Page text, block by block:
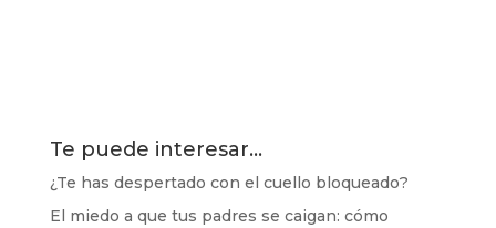
Te puede interesar…
¿Te has despertado con el cuello bloqueado?
El miedo a que tus padres se caigan: cómo